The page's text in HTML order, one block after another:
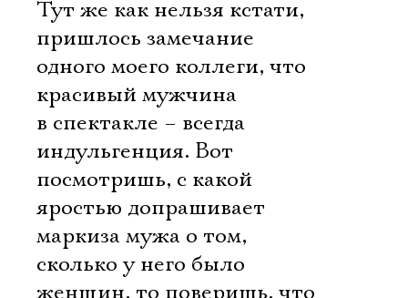
Тут же как нельзя кстати,
пришлось замечание
одного моего коллеги, что
красивый мужчина
в спектакле – всегда
индульгенция. Вот
посмотришь, с какой
яростью допрашивает
маркиза мужа о том,
сколько у него было
женщин, то поверишь, что